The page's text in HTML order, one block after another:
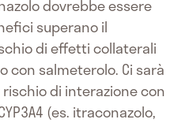
dovrebbe essere
superano il
di effetti collaterali
salmeterolo. Ci sarà
di interazione con
(es. itraconazolo,